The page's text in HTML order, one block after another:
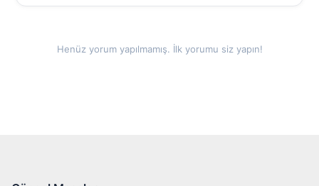
Henüz yorum yapılmamış. İlk yorumu siz yapın!